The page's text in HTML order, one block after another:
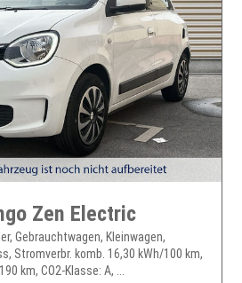
Zen Electric
Gebrauchtwagen, Kleinwagen,
Stromverbr. komb. 16,30 kWh/100 km,
km, CO2-Klasse: A, ...